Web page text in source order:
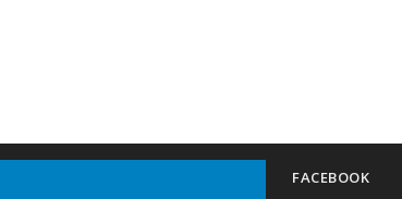
FACEBOOK